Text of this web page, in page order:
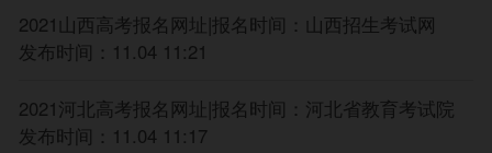
2021山西高考报名网址|报名时间：山西招生考试网
发布时间：11.04 11:21
2021河北高考报名网址|报名时间：河北省教育考试院
发布时间：11.04 11:17